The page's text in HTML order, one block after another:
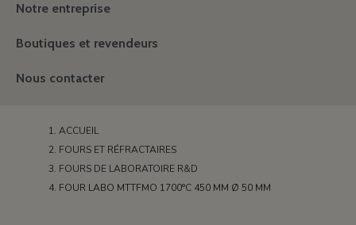
Notre entreprise
Boutiques et revendeurs
Nous contacter
ACCUEIL
FOURS ET RÉFRACTAIRES
FOURS DE LABORATOIRE R&D
FOUR LABO MTTFMO 1700°C 450 MM Ø 50 MM